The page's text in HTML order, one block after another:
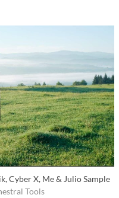
Cyber X, Me & Julio Sample
Tools